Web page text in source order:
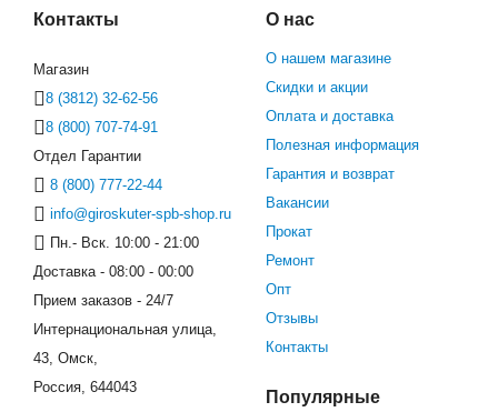
Контакты
Магазин
8 (3812) 32-62-56
8 (800) 707-74-91
Отдел Гарантии
8 (800) 777-22-44
info@giroskuter-spb-shop.ru
Пн.- Вск. 10:00 - 21:00
Доставка - 08:00 - 00:00
Прием заказов - 24/7
Интернациональная улица,
43, Омск,
Россия, 644043
О нас
О нашем магазине
Скидки и акции
Оплата и доставка
Полезная информация
Гарантия и возврат
Вакансии
Прокат
Ремонт
Опт
Отзывы
Контакты
Популярные